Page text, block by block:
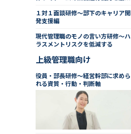
１対１面談研修～部下のキャリア開
発支援編
現代管理職のモノの言い方研修～ハ
ラスメントリスクを低減する
上級管理職向け
役員・部長研修～経営幹部に求めら
れる資質・行動・判断軸